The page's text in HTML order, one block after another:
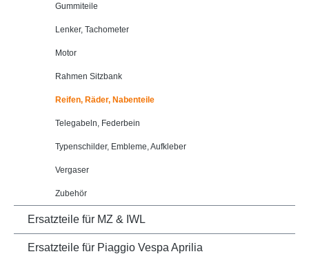
Gummiteile
Lenker, Tachometer
Motor
Rahmen Sitzbank
Reifen, Räder, Nabenteile
Telegabeln, Federbein
Typenschilder, Embleme, Aufkleber
Vergaser
Zubehör
Ersatzteile für MZ & IWL
Ersatzteile für Piaggio Vespa Aprilia